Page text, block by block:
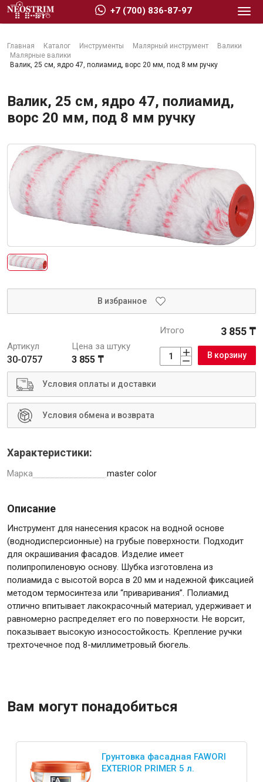
Главная Каталог Инструменты Малярный инструмент
Валики
Малярные валики
Валик, 25 см, ядро 47, полиамид, ворс 20 мм, под 8 мм ручку
Валик, 25 см, ядро 47, полиамид,
ворс 20 мм, под 8 мм ручку
В избранное
Артикул
30-0757
Цена за штуку
3 855 ₸
Итого 3 855 ₸
В корзину
Условия оплаты и доставки
Условия обмена и возврата
Характеристики:
Марка master color
Описание
Инструмент для нанесения красок на водной основе
(воднодисперсионные) на грубые поверхности. Подходит
для окрашивания фасадов. Изделие имеет
полипропиленовую основу. Шубка изготовлена из
полиамида с высотой ворса в 20 мм и надежной фиксацией
методом термосинтеза или “приваривания”. Полиамид
отлично впитывает лакокрасочный материал, удерживает и
равномерно распределяет его по поверхности. Не ворсит,
показывает высокую износостойкость. Крепление ручки
трехточечное под 8-миллиметровый бюгель.
Вам могут понадобиться
Грунтовка фасадная FAWORI
EXTERIOR PRIMER 5 л.
+7 (700) 836-87-97
Стройматериалы
Сухие строительные смеси
Гидроизоляция
Изоляционные материалы
Кровельные материалы
Ещё 2
Лакокрасочные материалы
Обои
Инженерные системы
Водоснабжение и водоотведение
Инструменты
Малярный инструмент
Специализированный инструмент
Сантехника